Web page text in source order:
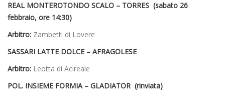
REAL MONTEROTONDO SCALO – TORRES (sabato 26
febbraio, ore 14:30)
Arbitro: Zambetti di Lovere
SASSARI LATTE DOLCE – AFRAGOLESE
Arbitro: Leotta di Acireale
POL. INSIEME FORMIA – GLADIATOR (rinviata)